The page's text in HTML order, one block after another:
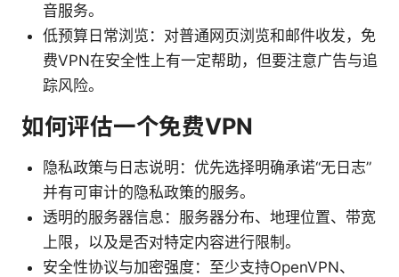
音服务。
低预算日常浏览：对普通网页浏览和邮件收发，免
费VPN在安全性上有一定帮助，但要注意广告与追
踪风险。
如何评估一个免费VPN
隐私政策与日志说明：优先选择明确承诺“无日志”
并有可审计的隐私政策的服务。
透明的服务器信息：服务器分布、地理位置、带宽
上限，以及是否对特定内容进行限制。
安全性协议与加密强度：至少支持OpenVPN、